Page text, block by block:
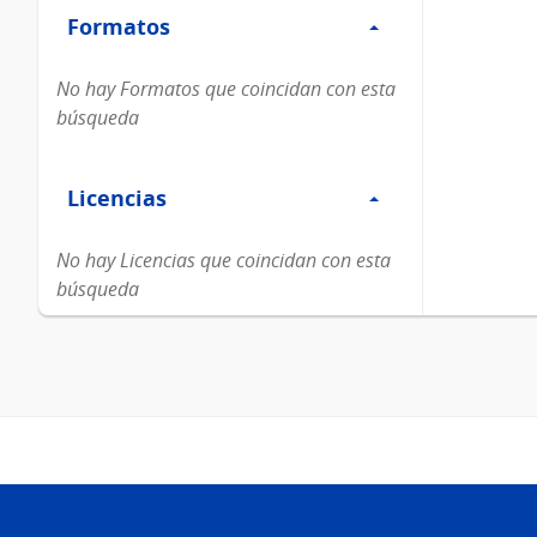
Formatos
Formatos
No hay Formatos que coincidan con esta
búsqueda
Licencias
Licencias
No hay Licencias que coincidan con esta
búsqueda